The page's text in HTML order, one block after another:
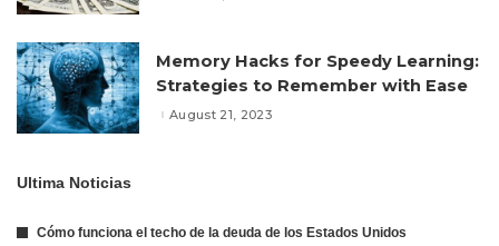
Memory Hacks for Speedy Learning:
Strategies to Remember with Ease
August 21, 2023
Ultima Noticias
Cómo funciona el techo de la deuda de los Estados Unidos